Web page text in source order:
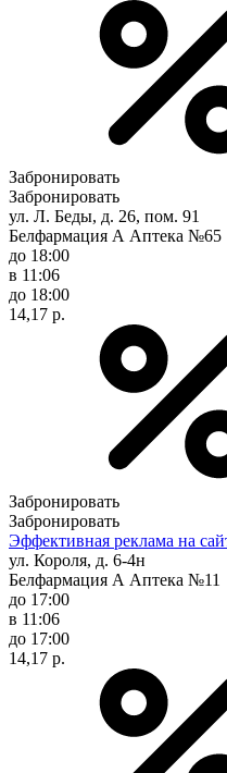
Забронировать
Забронировать
ул. Л. Беды, д. 26, пом. 91
Белфармация А Аптека №65
до 18:00
в 11:06
до 18:00
14,17 р.
Забронировать
Забронировать
Эффективная реклама на
ул. Короля, д. 6-4н
Белфармация А Аптека №11
до 17:00
в 11:06
до 17:00
14,17 р.